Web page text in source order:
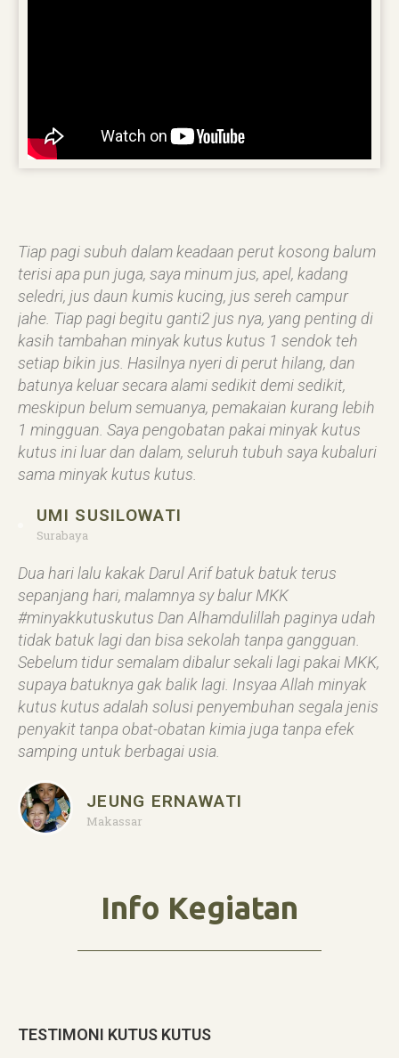
Tiap pagi subuh dalam keadaan perut kosong balum
terisi apa pun juga, saya minum jus, apel, kadang
seledri, jus daun kumis kucing, jus sereh campur
jahe. Tiap pagi begitu ganti2 jus nya, yang penting di
kasih tambahan minyak kutus kutus 1 sendok teh
setiap bikin jus. Hasilnya nyeri di perut hilang, dan
batunya keluar secara alami sedikit demi sedikit,
meskipun belum semuanya, pemakaian kurang lebih
1 mingguan. Saya pengobatan pakai minyak kutus
kutus ini luar dan dalam, seluruh tubuh saya kubaluri
sama minyak kutus kutus.
UMI SUSILOWATI
Surabaya
Dua hari lalu kakak Darul Arif batuk batuk terus
sepanjang hari, malamnya sy balur MKK
#minyakkutuskutus Dan Alhamdulillah paginya udah
tidak batuk lagi dan bisa sekolah tanpa gangguan.
Sebelum tidur semalam dibalur sekali lagi pakai MKK,
supaya batuknya gak balik lagi. Insyaa Allah minyak
kutus kutus adalah solusi penyembuhan segala jenis
penyakit tanpa obat-obatan kimia juga tanpa efek
samping untuk berbagai usia.
JEUNG ERNAWATI
Makassar
Info Kegiatan
TESTIMONI KUTUS KUTUS